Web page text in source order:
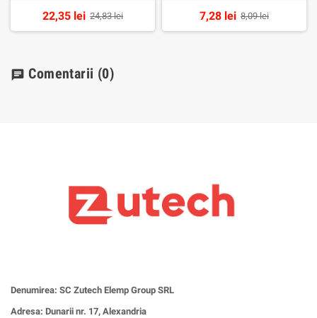
22,35 lei 24,83 lei 7,28 lei 8,09 lei
chat Comentarii (0)
Denumirea: SC Zutech Elemp Group SRL
Adresa: Dunarii nr. 17, Alexandria